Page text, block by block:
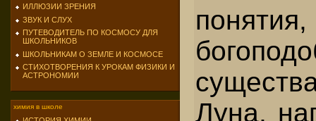
ИЛЛЮЗИИ ЗРЕНИЯ
ЗВУК И СЛУХ
ПУТЕВОДИТЕЛЬ ПО КОСМОСУ ДЛЯ
ШКОЛЬНИКОВ
ШКОЛЬНИКАМ О ЗЕМЛЕ И КОСМОСЕ
СТИХОТВОРЕНИЯ К УРОКАМ ФИЗИКИ И
АСТРОНОМИИ
химия в школе
Луна,